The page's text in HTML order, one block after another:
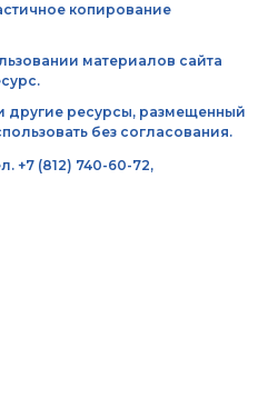
копирование
материалов сайта
другие ресурсы, размещенный
без согласования.
+7 (812) 740-60-72,